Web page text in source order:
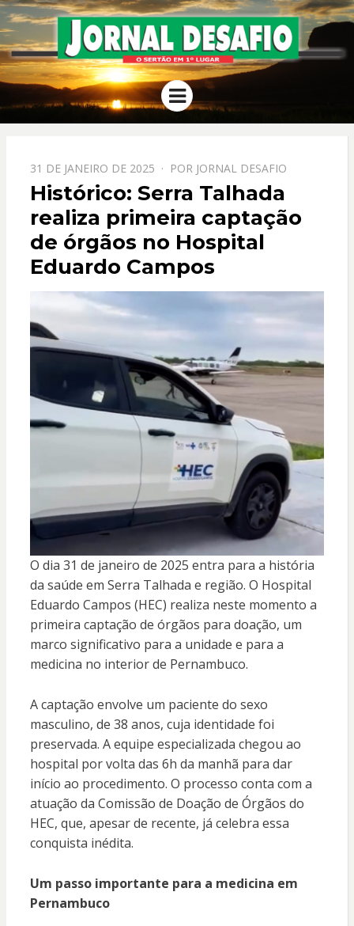
JORNAL
DESAFIO
O Sertão em 1º Lugar
Menu
PPOSTADO
EM
31 DE JANEIRO DE 2025 POR JORNAL DESAFIO
Histórico: Serra Talhada
realiza primeira captação
de órgãos no Hospital
Eduardo Campos
O dia 31 de janeiro de 2025 entra para a história
da saúde em Serra Talhada e região. O Hospital
Eduardo Campos (HEC) realiza neste momento a
primeira captação de órgãos para doação, um
marco significativo para a unidade e para a
medicina no interior de Pernambuco.
A captação envolve um paciente do sexo
masculino, de 38 anos, cuja identidade foi
preservada. A equipe especializada chegou ao
hospital por volta das 6h da manhã para dar
início ao procedimento. O processo conta com a
atuação da Comissão de Doação de Órgãos do
HEC, que, apesar de recente, já celebra essa
conquista inédita.
Um passo importante para a medicina em
Pernambuco